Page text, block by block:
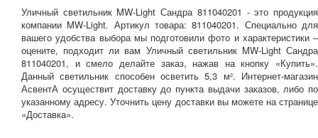
Уличный светильник MW-Light Сандра 811040201 - это продукция
компании MW-Light. Артикул товара: 811040201. Специально для
вашего удобства выбора мы подготовили фото и характеристики –
оцените, подходит ли вам Уличный светильник MW-Light Сандра
811040201, и смело делайте заказ, нажав на кнопку «Купить».
Данный светильник способен осветить 5,3 м². Интернет-магазин
АсвентА осуществит доставку до пункта выдачи заказов, либо по
указанному адресу. Уточнить цену доставки вы можете на странице
«Доставка».